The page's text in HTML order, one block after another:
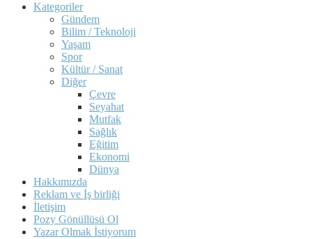
Kategoriler
Gündem
Bilim / Teknoloji
Yaşam
Spor
Kültür / Sanat
Diğer
Çevre
Seyahat
Mutfak
Sağlık
Eğitim
Ekonomi
Dünya
Hakkımızda
Reklam ve İş birliği
İletişim
Pozy Gönüllüsü Ol
Yazar Olmak İstiyorum